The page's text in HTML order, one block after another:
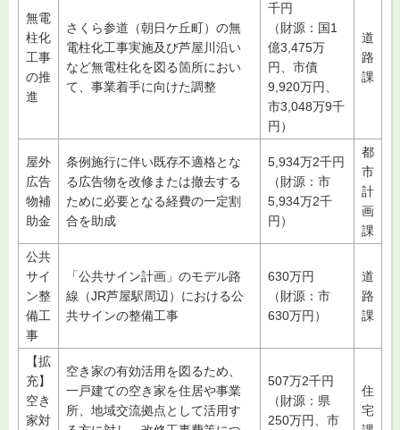
無電
柱化
工事
の推
進
さくら参道（朝日ケ丘町）の無
電柱化工事実施及び芦屋川沿い
など無電柱化を図る箇所におい
て、事業着手に向けた調整
千円
（財源：国1
億3,475万
円、市債
9,920万円、
市3,048万9千
円）
道
路
課
屋外
広告
物補
助金
条例施行に伴い既存不適格とな
る広告物を改修または撤去する
ために必要となる経費の一定割
合を助成
5,934万2千円
（財源：市
5,934万2千
円）
都
市
計
画
課
公共
サイ
ン整
備工
事
「公共サイン計画」のモデル路
線（JR芦屋駅周辺）における公
共サインの整備工事
630万円
（財源：市
630万円）
道
路
課
【拡
充】
空き
家対
空き家の有効活用を図るため、
一戸建ての空き家を住居や事業
所、地域交流拠点として活用す
507万2千円
（財源：県
250万円、市
住
宅